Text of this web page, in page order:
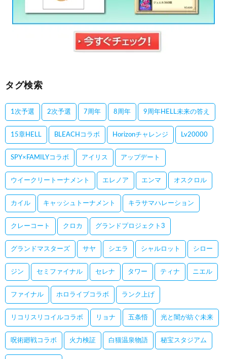
タグ検索
1次予選 2次予選 7周年 8周年 9周年HELL未来の答え
15章HELL BLEACHコラボ Horizonチャレンジ Lv20000
SPY×FAMILYコラボ アイリス アップデート
ウイークリートーナメント エレノア エンマ オスクロル
カイル キャッシュトーナメント キラサマハレーション
クレーコート クロカ グランドプロジェクト3
グランドマスターズ サヤ シエラ シャルロット シロー
ジン セミファイナル セレナ タワー ティナ ニエル
ファイナル ホロライブコラボ ランク上げ
リコリスリコイルコラボ リョナ 五条悟 光と闇が紡ぐ未来
呪術廻戦コラボ 火力検証 白猫温泉物語 秘宝スタジアム